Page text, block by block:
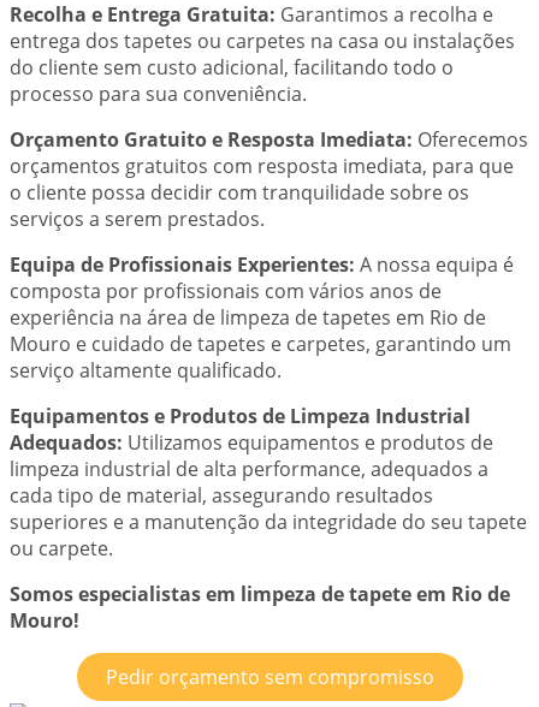
Recolha e Entrega Gratuita: Garantimos a recolha e
entrega dos tapetes ou carpetes na casa ou instalações
do cliente sem custo adicional, facilitando todo o
processo para sua conveniência.
Orçamento Gratuito e Resposta Imediata: Oferecemos
orçamentos gratuitos com resposta imediata, para que
o cliente possa decidir com tranquilidade sobre os
serviços a serem prestados.
Equipa de Profissionais Experientes: A nossa equipa é
composta por profissionais com vários anos de
experiência na área de limpeza de tapetes em Rio de
Mouro e cuidado de tapetes e carpetes, garantindo um
serviço altamente qualificado.
Equipamentos e Produtos de Limpeza Industrial
Adequados: Utilizamos equipamentos e produtos de
limpeza industrial de alta performance, adequados a
cada tipo de material, assegurando resultados
superiores e a manutenção da integridade do seu tapete
ou carpete.
Somos especialistas em limpeza de tapete em Rio de
Mouro!
Pedir orçamento sem compromisso